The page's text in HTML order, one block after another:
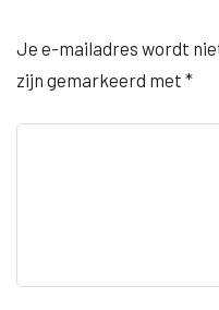
Je e-mailadres wordt
zijn gemarkeerd met *